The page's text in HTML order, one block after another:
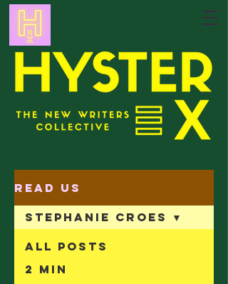
Read Us
All Posts
2 min
Stephanie Croes